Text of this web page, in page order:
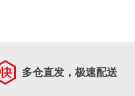
多仓直发，极速配送